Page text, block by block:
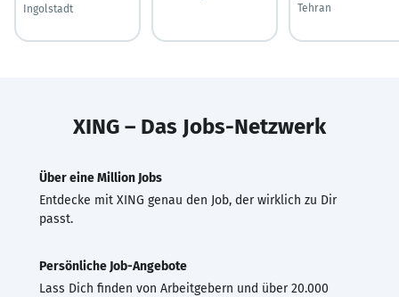
Ingolstadt
Tehran
XING – Das Jobs-Netzwerk
Über eine Million Jobs
Entdecke mit XING genau den Job, der wirklich zu Dir
passt.
Persönliche Job-Angebote
Lass Dich finden von Arbeitgebern und über 20.000